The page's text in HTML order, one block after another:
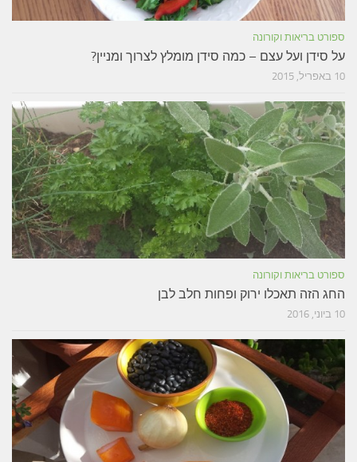
ספורט בריאות וקורונה
על סידן ועל עצם – כמה סידן מומלץ לצרוך ומניין?
10 באפריל, 2015
ספורט בריאות וקורונה
החג הזה תאכלו ירוק ופחות חלב לבן
10 ביוני, 2016